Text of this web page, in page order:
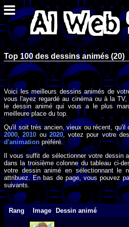
Top 100 des dessins animés (20)
Voici les meilleurs dessins animés de
vous l'ayez regardé au cinéma ou à la
le dessin animé qui vous a le plus
meilleure place du top.
Qu'il soit très ancien, vieux ou récent, qu'il
2000,2010 ou2020, votez pour votre
d'animation préféré.
Il vous suffit de sélectionner votre dessin
dans la troisième colonne du tableau ci-
votre dessin animé en sélectionnant le
attribuez. En bas de page, vous pouvez
suivants.
Rang Image Dessin animé